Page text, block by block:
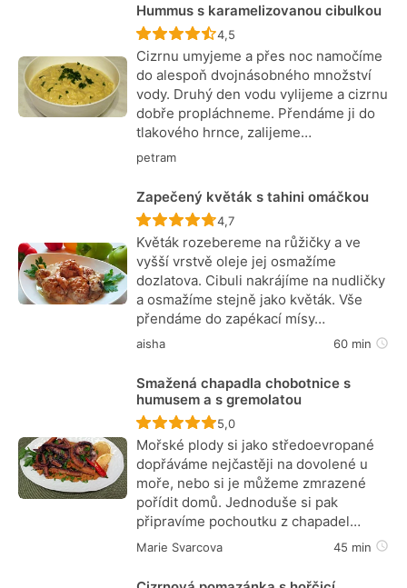
Hummus s karamelizovanou cibulkou
Recept ještě nebyl hodnocen
4,5
Cizrnu umyjeme a přes noc namočíme
do alespoň dvojnásobného množství
vody. Druhý den vodu vylijeme a cizrnu
dobře propláchneme. Přendáme ji do
tlakového hrnce, zalijeme…
petram
Zapečený květák s tahini omáčkou
Recept ještě nebyl hodnocen
4,7
Květák rozebereme na růžičky a ve
vyšší vrstvě oleje jej osmažíme
dozlatova. Cibuli nakrájíme na nudličky
a osmažíme stejně jako květák. Vše
přendáme do zapékací mísy…
aisha 60 min
Smažená chapadla chobotnice s
humusem a s gremolatou
Recept ještě nebyl hodnocen
5,0
Mořské plody si jako středoevropané
dopřáváme nejčastěji na dovolené u
moře, nebo si je můžeme zmrazené
pořídit domů. Jednoduše si pak
připravíme pochoutku z chapadel…
Marie Svarcova 45 min